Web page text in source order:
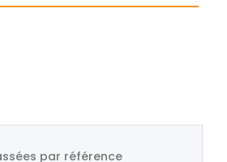
par référence